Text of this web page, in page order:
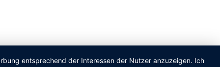
entsprechend der Interessen der Nutzer anzuzeigen. Ich